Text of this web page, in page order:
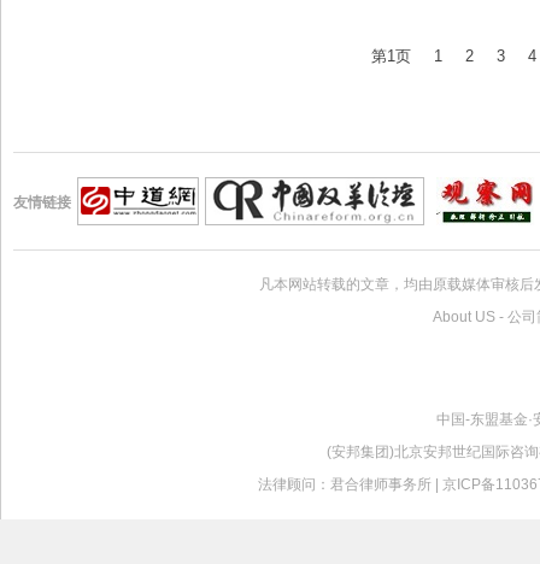
第1页 1 2 3 4
友情链接
凡本网站转载的文章，均由原载媒体审核
About US - 公司
中国-东盟基金·
(安邦集团)北京安邦世纪国际咨
法律顾问：君合律师事务所 | 京ICP备